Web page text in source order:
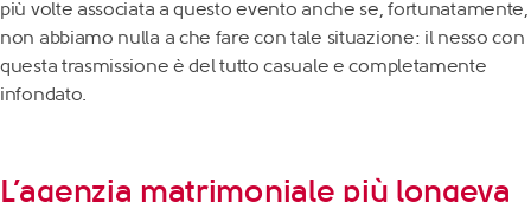
più volte associata a questo evento anche se, fortunatamente,
non abbiamo nulla a che fare con tale situazione: il nesso con
questa trasmissione è del tutto casuale e completamente
infondato.
L’agenzia matrimoniale più longeva